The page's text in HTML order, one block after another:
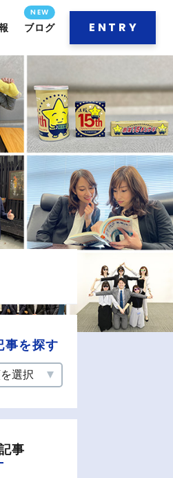
ブログ ENTRY
事を探す
事